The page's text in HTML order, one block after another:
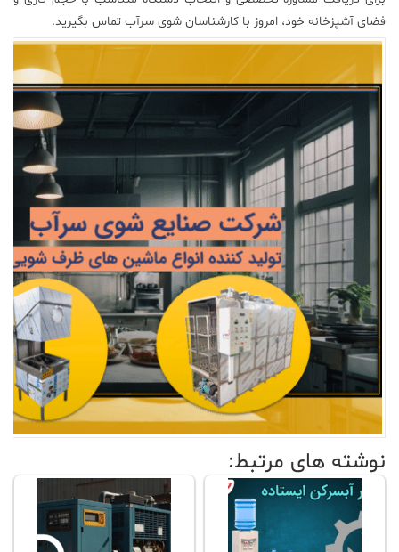
فضای آشپزخانه خود، امروز با کارشناسان شوی سرآب تماس بگیرید.
نوشته های مرتبط: